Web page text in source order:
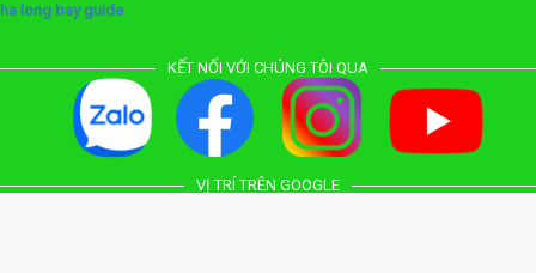
ha long bay guide
KẾT NỐI VỚI CHÚNG TÔI QUA
VỊ TRÍ TRÊN GOOGLE